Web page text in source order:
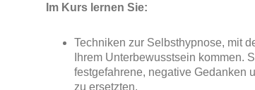
Im Kurs lernen Sie:
Techniken zur Selbsthypnose, mit
Ihrem Unterbewusstsein kommen.
festgefahrene, negative Gedanken
zu ersetzten.